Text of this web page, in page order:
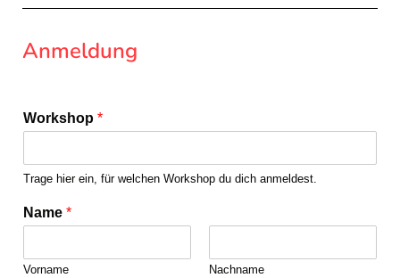
Anmeldung
Workshop *
Trage hier ein, für welchen Workshop du dich anmeldest.
Name *
Vorname Nachname